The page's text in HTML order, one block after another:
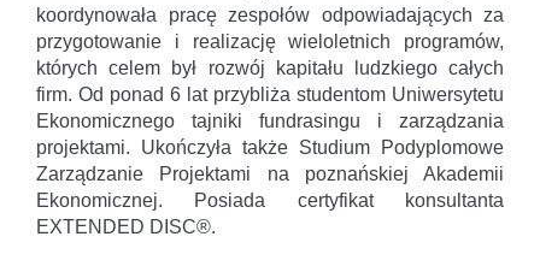
koordynowała pracę zespołów odpowiadających za
przygotowanie i realizację wieloletnich programów,
których celem był rozwój kapitału ludzkiego całych
firm. Od ponad 6 lat przybliża studentom Uniwersytetu
Ekonomicznego tajniki fundrasingu i zarządzania
projektami. Ukończyła także Studium Podyplomowe
Zarządzanie Projektami na poznańskiej Akademii
Ekonomicznej. Posiada certyfikat konsultanta
EXTENDED DISC®.